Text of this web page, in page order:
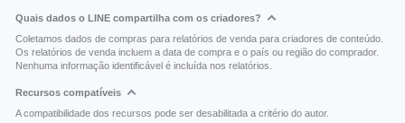
Quais dados o LINE compartilha com os criadores?
Coletamos dados de compras para relatórios de venda para criadores de conteúdo.
Os relatórios de venda incluem a data de compra e o país ou região do comprador.
Nenhuma informação identificável é incluída nos relatórios.
Recursos compatíveis
A compatibilidade dos recursos pode ser desabilitada a critério do autor.